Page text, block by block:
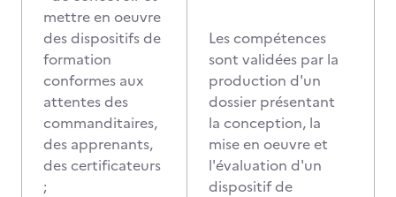
mettre en oeuvre
des dispositifs de
formation
conformes aux
attentes des
commanditaires,
des apprenants,
des certificateurs
;
Les compétences
sont validées par la
production d'un
dossier présentant
la conception, la
mise en oeuvre et
l'évaluation d'un
dispositif de